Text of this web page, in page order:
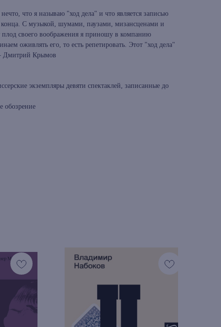
что я называю "ход дела" и что является записью
конца. С музыкой, шумами, паузами, мизансценами и
своего воображения я приношу в компанию
оживлять его, то есть репетировать. Этот "ход дела"
Дмитрий Крымов
экземпляры девяти спектаклей, записанные до
обозрение